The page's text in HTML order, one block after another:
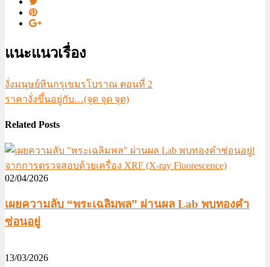
แนะแนวเรื่อง
งั่งมนุษย์หินกรุเขมรโบราณ ตอนที่ 2
ราคางั่งขึ้นอยู่กับ…(จุด จุด จุด)
Related Posts
02/04/2026
เผยความลับ “พระเฉลิมพล” ผ่านผล Lab พบทองคำ
ซ่อนอยู่
13/03/2026